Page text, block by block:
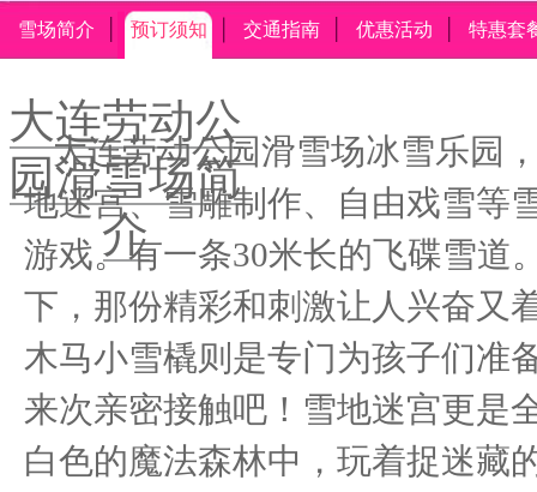
雪场简介 预订须知 交通指南 优惠活动 特惠套
大连劳动公
园滑雪场简
介
大连劳动公园滑雪场冰雪乐园
地迷宫、雪雕制作、自由戏雪等
游戏。有一条30米长的飞碟雪道
下，那份精彩和刺激让人兴奋又
木马小雪橇则是专门为孩子们准
来次亲密接触吧！ 雪地迷宫更是
白色的魔法森林中，玩着捉迷藏